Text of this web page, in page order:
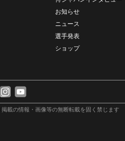
お知らせ
ニュース
選手発表
ショップ
掲載の情報・画像等の無断転載を固く禁じます